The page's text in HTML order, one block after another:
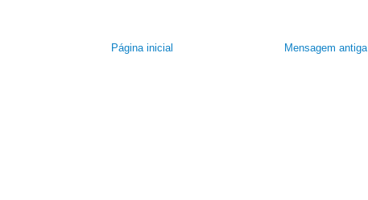
Mensagem antiga
Página inicial